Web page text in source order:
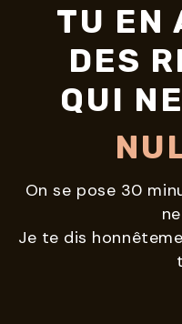
TU EN
DES
QUI
On se pose 30
Je te dis